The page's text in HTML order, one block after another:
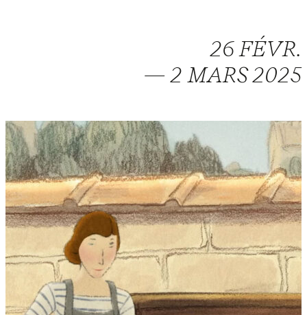
26 FÉVR.
— 2 MARS 2025